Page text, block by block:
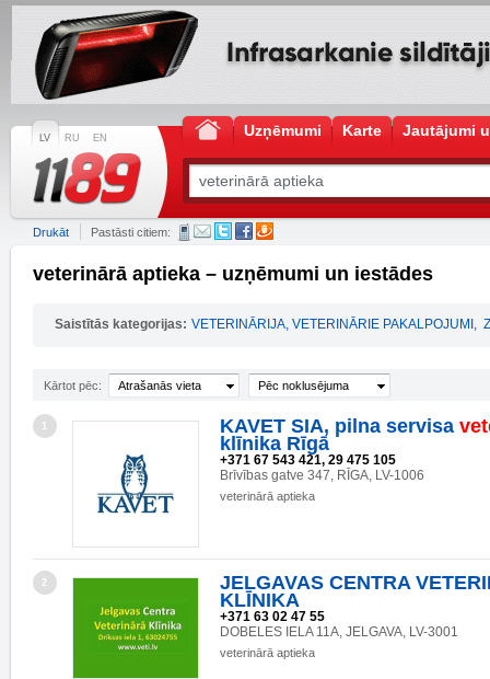
LV RU EN Uzņēmumi Karte Jautājumi
Drukāt Pastāsti citiem:
veterinārā aptieka – uzņēmumi un iestādes
Saistītās kategorijas: VETERINĀRIJA, VETERINĀRIE PAKALPOJUMI ,
Kārtot pēc: Atrašanās vieta Pēc noklusējuma
1 KAVET SIA, pilna servisa
klīnika Rīgā
+371 67 543 421, 29 475 105
Brīvības gatve 347, RĪGA, LV-1006
veterinārā aptieka
2
JELGAVAS CENTRA
KLĪNIKA
+371 63 02 47 55
DOBELES IELA 11A, JELGAVA, LV-3001
veterinārā aptieka